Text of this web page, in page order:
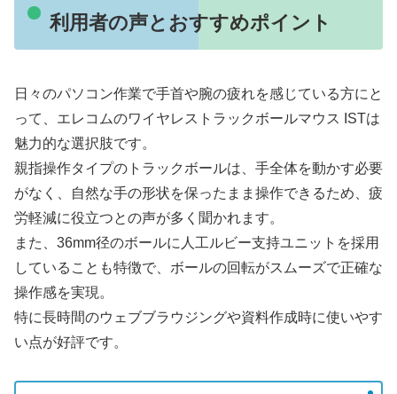
利用者の声とおすすめポイント
日々のパソコン作業で手首や腕の疲れを感じている方にと
って、エレコムのワイヤレストラックボールマウス ISTは
魅力的な選択肢です。
親指操作タイプのトラックボールは、手全体を動かす必要
がなく、自然な手の形状を保ったまま操作できるため、疲
労軽減に役立つとの声が多く聞かれます。
また、36mm径のボールに人工ルビー支持ユニットを採用
していることも特徴で、ボールの回転がスムーズで正確な
操作感を実現。
特に長時間のウェブブラウジングや資料作成時に使いやす
い点が好評です。